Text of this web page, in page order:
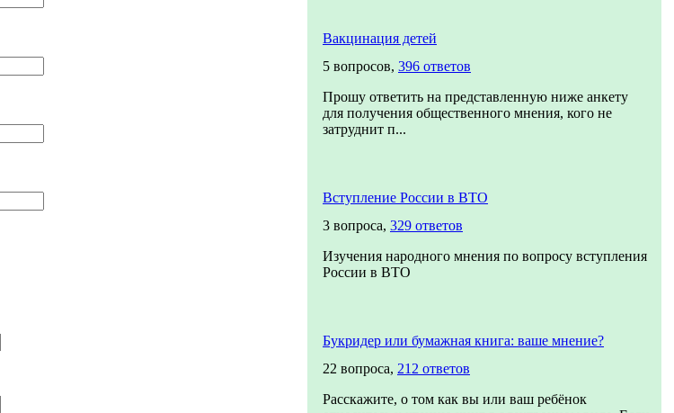
Вакцинация детей
5 вопросов, 396 ответов
Прошу ответить на представленную ниже анкету
для получения общественного мнения, кого не
затруднит п...
Вступление России в ВТО
3 вопроса, 329 ответов
Изучения народного мнения по вопросу вступления
России в ВТО
Букридер или бумажная книга: ваше мнение?
22 вопроса, 212 ответов
Расскажите, о том как вы или ваш ребёнок